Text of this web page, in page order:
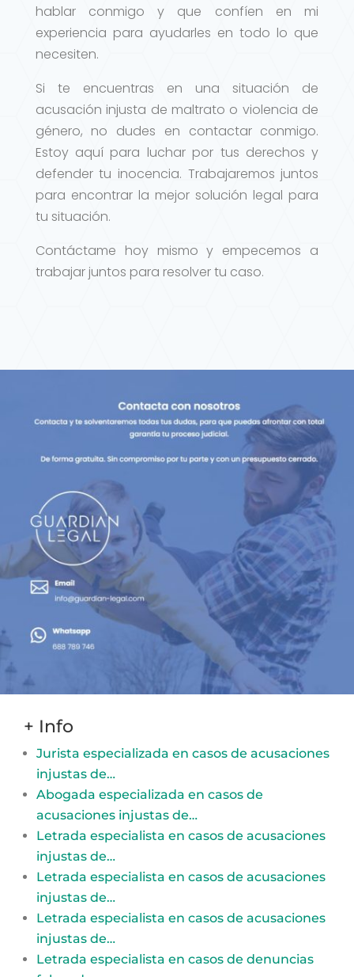
hablar conmigo y que confíen en mi
experiencia para ayudarles en todo lo que
necesiten.
Si te encuentras en una situación de
acusación injusta de maltrato o violencia de
género, no dudes en contactar conmigo.
Estoy aquí para luchar por tus derechos y
defender tu inocencia. Trabajaremos juntos
para encontrar la mejor solución legal para
tu situación.
Contáctame hoy mismo y empecemos a
trabajar juntos para resolver tu caso.
+ Info
Jurista especializada en casos de acusaciones
injustas de…
Abogada especializada en casos de
acusaciones injustas de…
Letrada especialista en casos de acusaciones
injustas de…
Letrada especialista en casos de acusaciones
injustas de…
Letrada especialista en casos de acusaciones
injustas de…
Letrada especialista en casos de denuncias